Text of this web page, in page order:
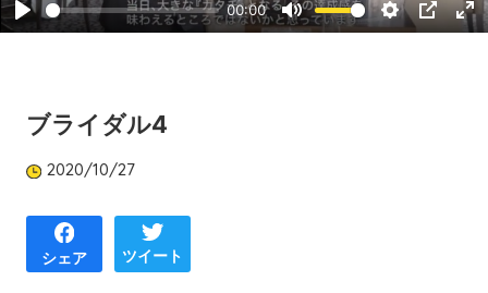
Play
00:00
Mute Settings
PIP
ブライダル4
2020/10/27
シェア ツイート